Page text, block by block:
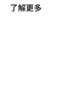
了解更多